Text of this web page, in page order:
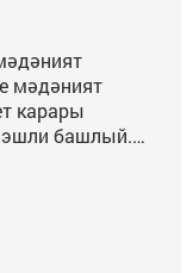
карары
эшли башлый.